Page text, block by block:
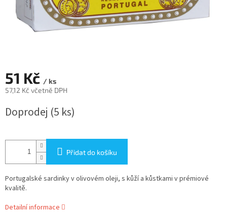
51 Kč / ks
57,12 Kč včetně DPH
cena:
Doprodej (5 ks)
Přidat do košíku
Portugalské sardinky v olivovém oleji, s kůží a kůstkami v prémiové
kvalitě.
Detailní informace